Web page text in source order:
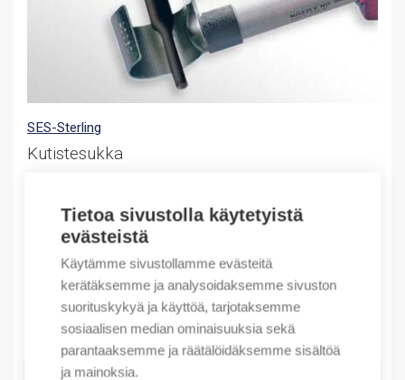
Tietoa sivustolla käytetyistä
evästeistä
Käytämme sivustollamme evästeitä
kerätäksemme ja analysoidaksemme sivuston
suorituskykyä ja käyttöä, tarjotaksemme
sosiaalisen median ominaisuuksia sekä
parantaaksemme ja räätälöidäksemme sisältöä
ja mainoksia.
SES-Sterling
Kutistesukka
8,86€Alkuperäinen
hinta
8,86 €.
3,57€Nykyinen
3,57 €.
/ myyntierä
Myyntierä sis. 1 KPL
Varastossa
Määrä
Määrä